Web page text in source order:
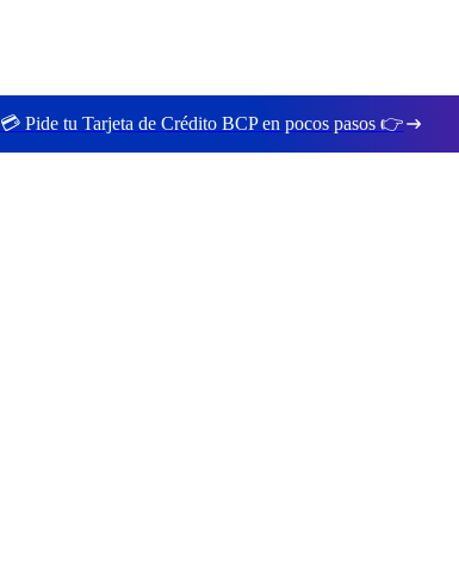
💳 Pide tu Tarjeta de Crédito BCP en pocos pasos 👉